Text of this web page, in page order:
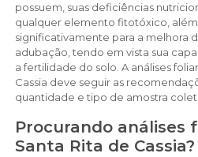
possuem, suas deficiências
qualquer elemento fitotóxico,
significativamente para a melhora
adubação, tendo em vista sua
a fertilidade do solo. A análises
Cassia deve seguir as
quantidade e tipo de amostra
Procurando análises
Santa Rita de Cassia?